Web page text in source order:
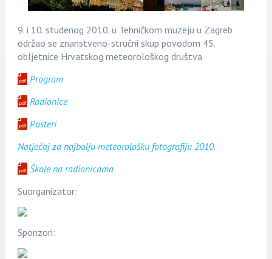
9. i 10. studenog 2010. u Tehničkom muzeju u Zagreb
održao se znanstveno-stručni skup povodom 45.
obljetnice Hrvatskog meteorološkog društva.
Program
Radionice
Posteri
Natječaj za najbolju meteorološku fotografiju 2010.
Škole na radionicama
Suorganizator:
Sponzori: